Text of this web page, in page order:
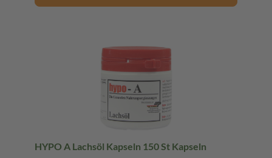
HYPO A Lachsöl Kapseln 150 St Kapseln